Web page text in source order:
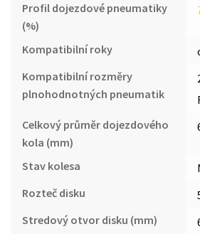
Profil dojezdové pneumatiky
(%)
Kompatibilní roky
Kompatibilní rozměry
plnohodnotných pneumatik
Celkový průměr dojezdového
kola (mm)
Stav kolesa
Rozteč disku
Stredový otvor disku (mm)